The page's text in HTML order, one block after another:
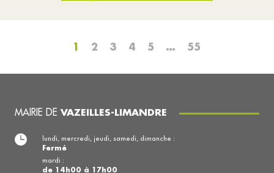
1 2 3 4 5 … 55
MAIRIE DE VAZEILLES-LIMANDRE
lundi, mercredi, jeudi, samedi, dimanche :
Fermé
mardi :
de 14h00 à 17h00